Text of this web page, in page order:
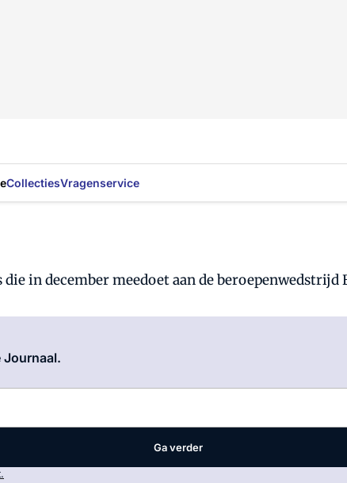
CollectiesVragenservice
in december meedoet aan de
Ga verder